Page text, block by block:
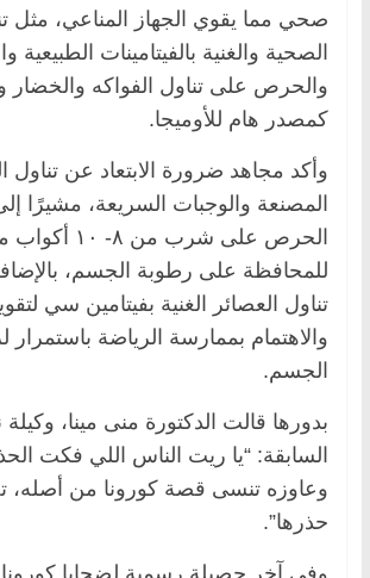
صحي مما يقوي الجهاز المناعي، مثل
الصحية والغنية بالفيتامينات الطبيعية
والحرص على تناول الفواكه والخضار
كمصدر هام للأوميجا.
وأكد مجاهد ضرورة الابتعاد عن تناول
المصنعة والوجبات السريعة، مشيرًا
الحرص على شرب
للمحافظة على رطوبة الجسم،
تناول العصائر الغنية بفيتامين سي
والاهتمام بممارسة الرياضة باستمرار
الجسم.
بدورها قالت الدكتورة منى مينا، وكيلة
السابقة: “يا ريت الناس اللي فكت
وعاوزه تنسى قصة كورونا من أصله،
حذرها”.